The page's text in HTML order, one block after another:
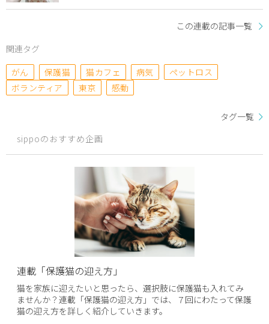
この連載の記事一覧
関連タグ
がん
保護猫 猫カフェ 病気
ペットロス
ボランティア
東京 感動
タグ一覧
sippoのおすすめ企画
連載「保護猫の迎え方」
猫を家族に迎えたいと思ったら、選択肢に保護猫も入れてみ
ませんか？連載「保護猫の迎え方」では、７回にわたって保護
猫の迎え方を詳しく紹介していきます。